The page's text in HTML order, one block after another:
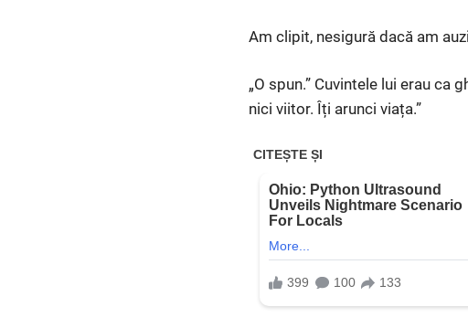
Am clipit, nesigură dacă am
„O spun.” Cuvintele lui erau ca
nici viitor. Îți arunci viața.”